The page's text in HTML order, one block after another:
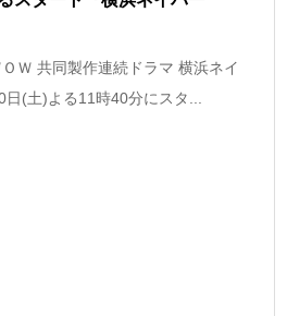
Ｗ 共同製作連続ドラマ 横浜ネイ
(土)よる11時40分にスタ...